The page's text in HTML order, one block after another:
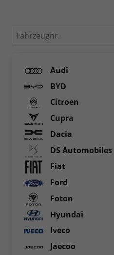
Fahrzeugnr.
Audi
BYD
Citroen
Cupra
Dacia
DS Automobiles
Fiat
Ford
Foton
Hyundai
Iveco
Jaecoo